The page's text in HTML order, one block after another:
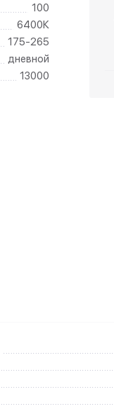
розетки
парковые
100
6400К
175-265
дневной
13000